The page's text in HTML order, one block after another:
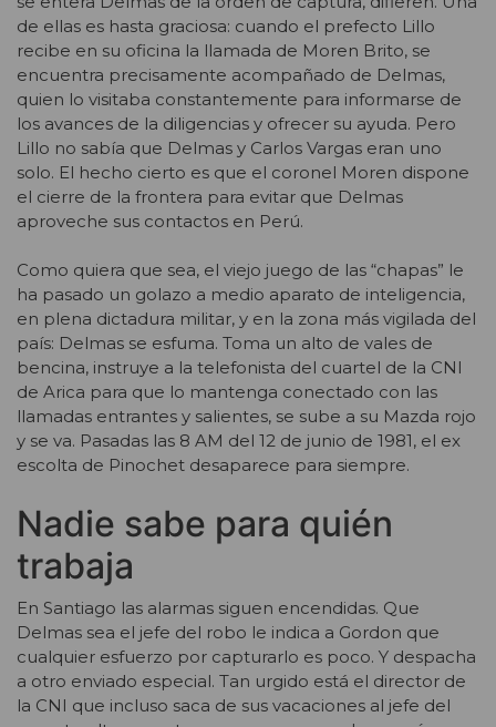
de ellas es hasta graciosa: cuando el prefecto Lillo
recibe en su oficina la llamada de Moren Brito, se
encuentra precisamente acompañado de Delmas,
quien lo visitaba constantemente para informarse de
los avances de la diligencias y ofrecer su ayuda. Pero
Lillo no sabía que Delmas y Carlos Vargas eran uno
solo. El hecho cierto es que el coronel Moren dispone
el cierre de la frontera para evitar que Delmas
aproveche sus contactos en Perú.
Como quiera que sea, el viejo juego de las “chapas” le
ha pasado un golazo a medio aparato de inteligencia,
en plena dictadura militar, y en la zona más vigilada del
país: Delmas se esfuma. Toma un alto de vales de
bencina, instruye a la telefonista del cuartel de la CNI
de Arica para que lo mantenga conectado con las
llamadas entrantes y salientes, se sube a su Mazda rojo
y se va. Pasadas las 8 AM del 12 de junio de 1981, el ex
escolta de Pinochet desaparece para siempre.
Nadie sabe para quién
trabaja
En Santiago las alarmas siguen encendidas. Que
Delmas sea el jefe del robo le indica a Gordon que
cualquier esfuerzo por capturarlo es poco. Y despacha
a otro enviado especial. Tan urgido está el director de
la CNI que incluso saca de sus vacaciones al jefe del